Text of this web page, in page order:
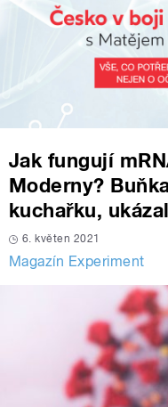
Jak fungují
Moderny?
kuchařku,
6. květen 2021
Magazín Experiment